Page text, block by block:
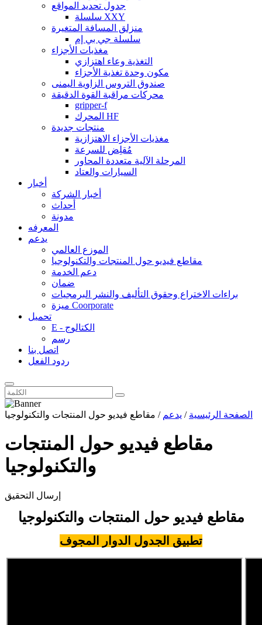
جدول تحديد المواقع
سلسلة XXY
منزلق المسافة المتغيرة
سلسلة جي بي إم
مغذيات الأجزاء
التغذية وعاء اهتزازي
مكون وحدة تغذية الأجزاء
صندوق التروس الزاوية اليمنى
محركات مراقبة القوة الدقيقة
gripper-f
المحرك HF
منتجات جديدة
مغذيات الأجزاء الاهتزازية
مُقلِض للسرعة
المرحلة الآلية متعددة المحاور
السيارات والعتاد
أخبار
أخبار الشركة
أحداث
مدونة
المعرفه
يدعم
الموزع العالمي
مقاطع فيديو حول المنتجات والتكنولوجيا
دعم الخدمة
ضمان
براءات الاختراع وحقوق التأليف والنشر البرمجيات
ميزة Coorporate
تحميل
E - الكتالوج
رسم
اتصل بنا
ردود الفعل
الصفحة الرئيسية / يدعم / مقاطع فيديو حول المنتجات والتكنولوجيا
مقاطع فيديو حول المنتجات
والتكنولوجيا
إرسال التحقيق
مقاطع فيديو حول المنتجات والتكنولوجيا
تطبيق الجدول الدوار المجوف